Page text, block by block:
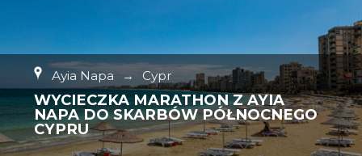
Ayia Napa → Cypr
WYCIECZKA MARATHON Z AYIA
NAPA DO SKARBÓW PÓŁNOCNEGO
CYPRU